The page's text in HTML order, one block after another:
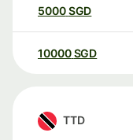
5000SGD
10000 SGD
TTD